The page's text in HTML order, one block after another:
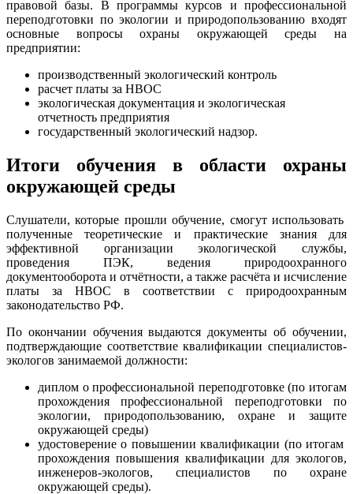
правовой базы. В программы курсов и профессиональной
переподготовки по экологии и природопользованию входят
основные вопросы охраны окружающей среды на
предприятии:
производственный экологический контроль
расчет платы за НВОС
экологическая документация и экологическая
отчетность предприятия
государственный экологический надзор.
Итоги обучения в области охраны
окружающей среды
Слушатели, которые прошли обучение, смогут использовать
полученные теоретические и практические знания для
эффективной организации экологической службы,
проведения ПЭК, ведения природоохранного
документооборота и отчётности, а также расчёта и исчисление
платы за НВОС в соответствии с природоохранным
законодательство РФ.
По окончании обучения выдаются документы об обучении,
подтверждающие соответствие квалификации специалистов-
экологов занимаемой должности:
диплом о профессиональной переподготовке (по итогам
прохождения профессиональной переподготовки по
экологии, природопользованию, охране и защите
окружающей среды)
удостоверение о повышении квалификации (по итогам
прохождения повышения квалификации для экологов,
инженеров-экологов, специалистов по охране
окружающей среды).